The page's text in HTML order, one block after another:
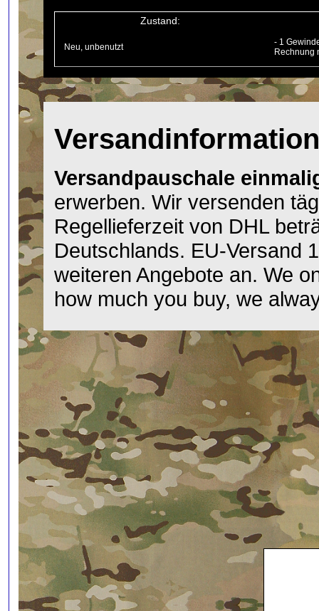
Zustand:
Neu, unbenutzt
- 1
Rechnung
Versandpauschale
erwerben. Wir versenden
Regellieferzeit von DHL
Deutschlands. EU-Versand
weiteren Angebote an. We
how much you buy, we